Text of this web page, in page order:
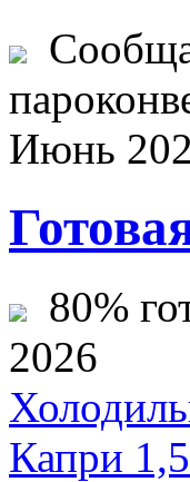
Июнь
80%
2026
Капри